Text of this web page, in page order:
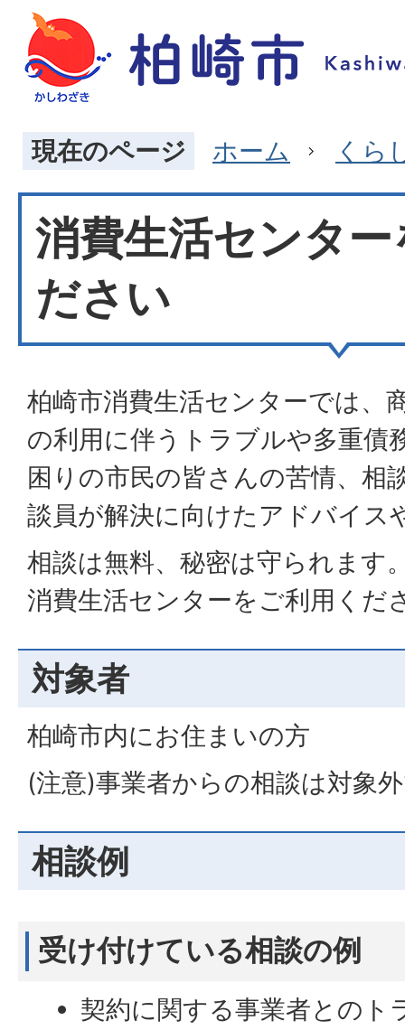
現在のページ ホーム くら
消費生活センタ
ださい
柏崎市消費生活センターでは、
の利用に伴うトラブルや多重債
困りの市民の皆さんの苦情、相
談員が解決に向けたアドバイス
相談は無料、秘密は守られます
消費生活センターをご利用くだ
対象者
柏崎市内にお住まいの方
(注意)事業者からの相談は対象
相談例
受け付けている相談の例
契約に関する事業者とのト